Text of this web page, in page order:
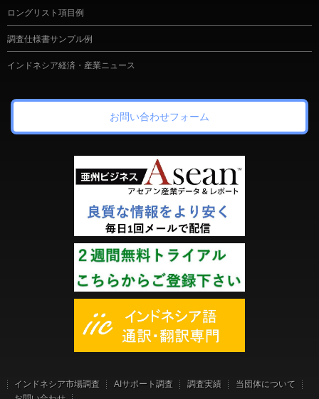
ロングリスト項目例
調査仕様書サンプル例
インドネシア経済・産業ニュース
お問い合わせフォーム
インドネシア市場調査 AIサポート調査 調査実績
当団体について